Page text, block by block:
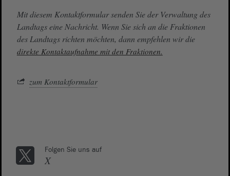
Mit diesem Kontaktformular senden Sie der Verwaltung des
Landtags eine Nachricht. Wenn Sie sich an die Fraktionen
des Landtags richten möchten, dann empfehlen wir die
direkte Kontaktaufnahme mit den Fraktionen.
zum Kontaktformular
Folgen Sie uns auf
X